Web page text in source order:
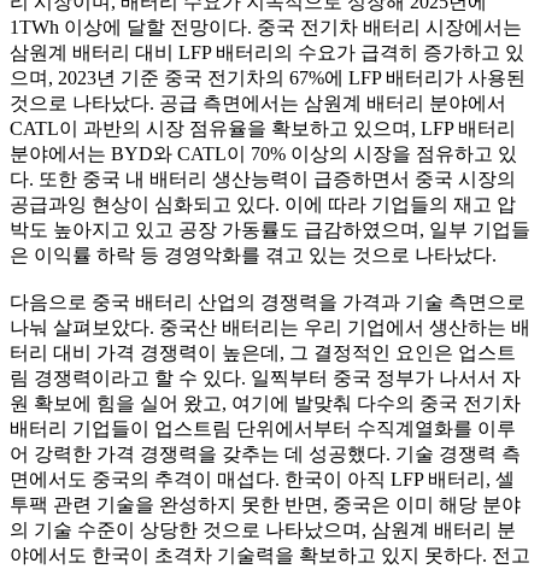
1TWh 이상에 달할 전망이다. 중국 전기차 배터리 시장에서는
삼원계 배터리 대비 LFP 배터리의 수요가 급격히 증가하고 있
으며, 2023년 기준 중국 전기차의 67%에 LFP 배터리가 사용된
것으로 나타났다. 공급 측면에서는 삼원계 배터리 분야에서
CATL이 과반의 시장 점유율을 확보하고 있으며, LFP 배터리
분야에서는 BYD와 CATL이 70% 이상의 시장을 점유하고 있
다. 또한 중국 내 배터리 생산능력이 급증하면서 중국 시장의
공급과잉 현상이 심화되고 있다. 이에 따라 기업들의 재고 압
박도 높아지고 있고 공장 가동률도 급감하였으며, 일부 기업들
은 이익률 하락 등 경영악화를 겪고 있는 것으로 나타났다.
다음으로 중국 배터리 산업의 경쟁력을 가격과 기술 측면으로
나눠 살펴보았다. 중국산 배터리는 우리 기업에서 생산하는 배
터리 대비 가격 경쟁력이 높은데, 그 결정적인 요인은 업스트
림 경쟁력이라고 할 수 있다. 일찍부터 중국 정부가 나서서 자
원 확보에 힘을 실어 왔고, 여기에 발맞춰 다수의 중국 전기차
배터리 기업들이 업스트림 단위에서부터 수직계열화를 이루
어 강력한 가격 경쟁력을 갖추는 데 성공했다. 기술 경쟁력 측
면에서도 중국의 추격이 매섭다. 한국이 아직 LFP 배터리, 셀
투팩 관련 기술을 완성하지 못한 반면, 중국은 이미 해당 분야
의 기술 수준이 상당한 것으로 나타났으며, 삼원계 배터리 분
야에서도 한국이 초격차 기술력을 확보하고 있지 못하다. 전고